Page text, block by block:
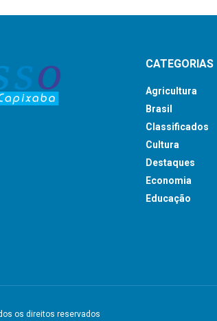
CATEGORIAS
Agricultura
Brasil
Classificados
Cultura
Destaques
Economia
Educação
os direitos reservados